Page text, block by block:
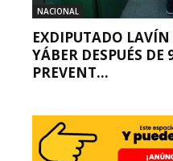
NACIONAL
EXDIPUTADO
YÁBER DESPUÉS
PREVENT...